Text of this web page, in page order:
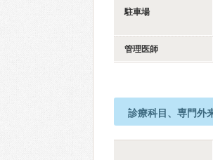
駐車場
管理医師
診療科目、専門外